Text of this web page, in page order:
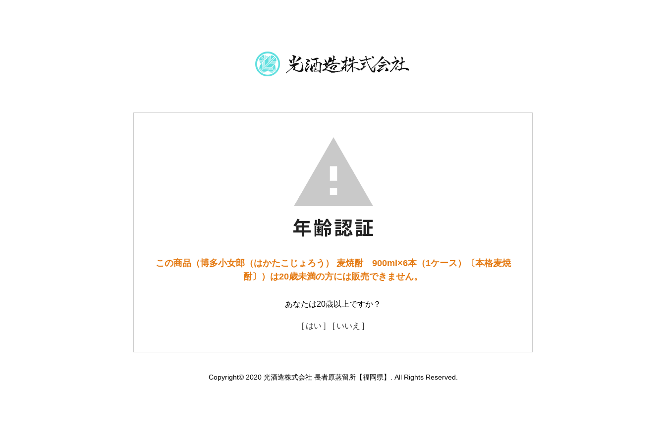
この商品（博多小女郎（はかたこじょろう） 麦焼酎 900ml×6本（1ケース）〔本格麦焼
酎〕）は20歳未満の方には販売できません。
あなたは20歳以上ですか？
[ はい ] [ いいえ ]
Copyright© 2020 光酒造株式会社 長者原蒸留所【福岡県】. All Rights Reserved.